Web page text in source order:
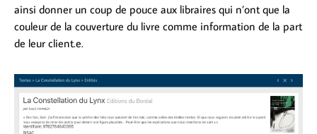
ainsi donner un coup de pouce aux libraires qui n’ont que la
couleur de la couverture du livre comme information de la part
de leur client.e.